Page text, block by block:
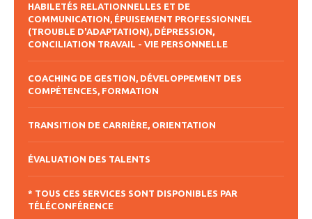
HABILETÉS RELATIONNELLES ET DE
COMMUNICATION, ÉPUISEMENT PROFESSIONNEL
(TROUBLE D'ADAPTATION), DÉPRESSION,
CONCILIATION TRAVAIL - VIE PERSONNELLE
COACHING DE GESTION, DÉVELOPPEMENT DES
COMPÉTENCES, FORMATION
TRANSITION DE CARRIÈRE, ORIENTATION
ÉVALUATION DES TALENTS
* TOUS CES SERVICES SONT DISPONIBLES PAR
TÉLÉCONFÉRENCE